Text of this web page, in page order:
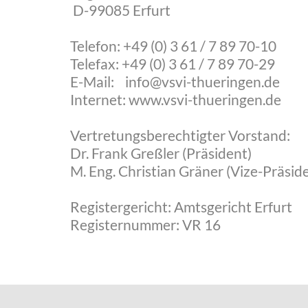
D-99085 Erfurt
Telefon: +49 (0) 3 61 / 7 89 70-10
Telefax: +49 (0) 3 61 / 7 89 70-29
E-Mail: info@vsvi-thueringen.de
Internet:www.vsvi-thueringen.de
Vertretungsberechtigter Vorstand:
Dr. Frank Greßler (Präsident)
M. Eng. Christian Gräner (Vize-
Registergericht: Amtsgericht Erfurt
Registernummer: VR 16